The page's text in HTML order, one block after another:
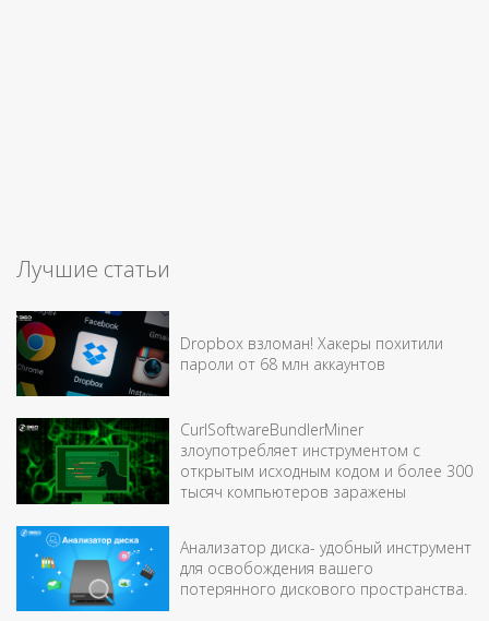
Лучшие статьи
Dropbox взломан! Хакеры похитили
пароли от 68 млн аккаунтов
CurlSoftwareBundlerMiner
злоупотребляет инструментом с
открытым исходным кодом и более 300
тысяч компьютеров заражены
Анализатор диска- удобный инструмент
для освобождения вашего
потерянного дискового пространства.